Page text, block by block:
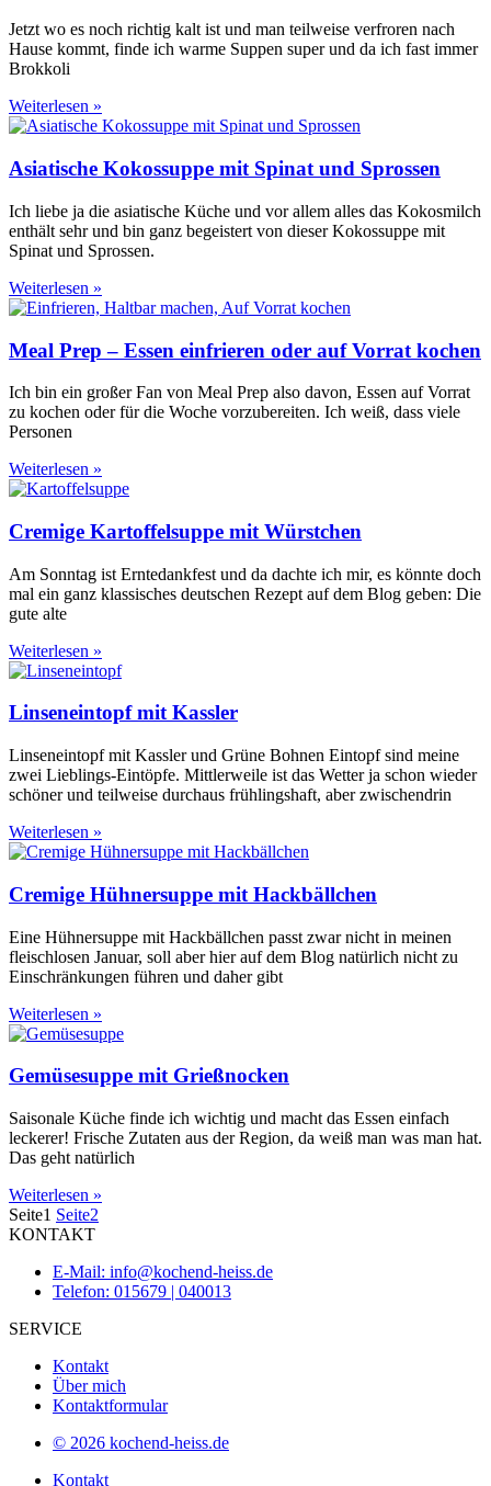
Jetzt wo es noch richtig kalt ist und man teilweise verfroren nach
Hause kommt, finde ich warme Suppen super und da ich fast immer
Brokkoli
Weiterlesen »
Asiatische Kokossuppe mit Spinat und Sprossen
Ich liebe ja die asiatische Küche und vor allem alles das Kokosmilch
enthält sehr und bin ganz begeistert von dieser Kokossuppe mit
Spinat und Sprossen.
Weiterlesen »
Meal Prep – Essen einfrieren oder auf Vorrat kochen
Ich bin ein großer Fan von Meal Prep also davon, Essen auf Vorrat
zu kochen oder für die Woche vorzubereiten. Ich weiß, dass viele
Personen
Weiterlesen »
Cremige Kartoffelsuppe mit Würstchen
Am Sonntag ist Erntedankfest und da dachte ich mir, es könnte doch
mal ein ganz klassisches deutschen Rezept auf dem Blog geben: Die
gute alte
Weiterlesen »
Linseneintopf mit Kassler
Linseneintopf mit Kassler und Grüne Bohnen Eintopf sind meine
zwei Lieblings-Eintöpfe. Mittlerweile ist das Wetter ja schon wieder
schöner und teilweise durchaus frühlingshaft, aber zwischendrin
Weiterlesen »
Cremige Hühnersuppe mit Hackbällchen
Eine Hühnersuppe mit Hackbällchen passt zwar nicht in meinen
fleischlosen Januar, soll aber hier auf dem Blog natürlich nicht zu
Einschränkungen führen und daher gibt
Weiterlesen »
Gemüsesuppe mit Grießnocken
Saisonale Küche finde ich wichtig und macht das Essen einfach
leckerer! Frische Zutaten aus der Region, da weiß man was man hat.
Das geht natürlich
Weiterlesen »
Seite1 Seite2
KONTAKT
E-Mail: info@kochend-heiss.de
Telefon: 015679 | 040013
SERVICE
Kontakt
Über mich
Kontaktformular
© 2026 kochend-heiss.de
Kontakt